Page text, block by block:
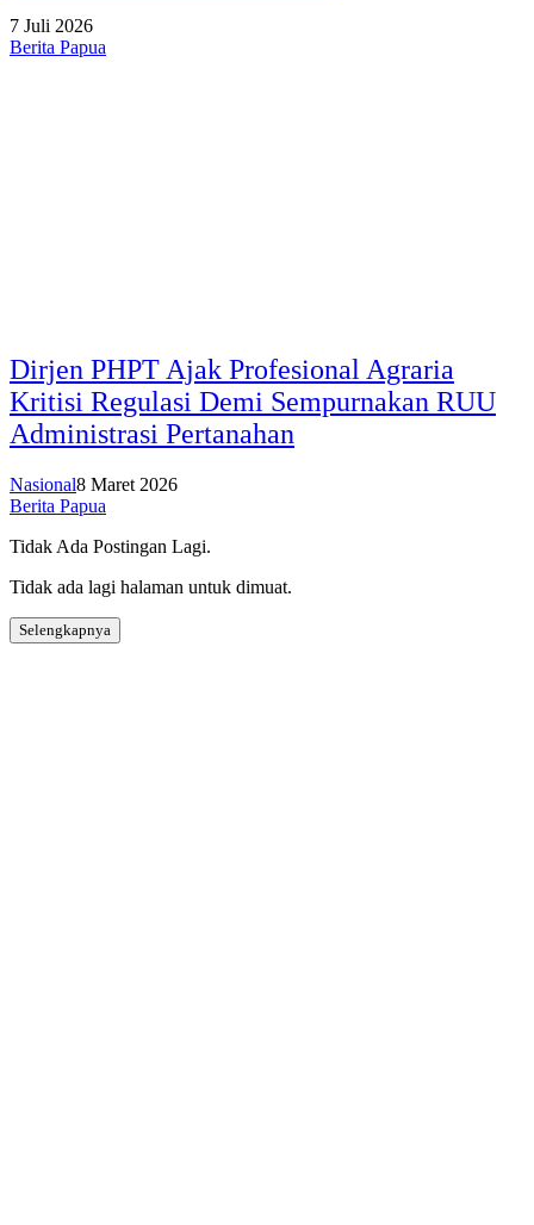
7 Juli 2026
Berita Papua
Dirjen PHPT Ajak Profesional Agraria
Kritisi Regulasi Demi Sempurnakan RUU
Administrasi Pertanahan
Nasional8 Maret 2026
Berita Papua
Tidak Ada Postingan Lagi.
Tidak ada lagi halaman untuk dimuat.
Selengkapnya